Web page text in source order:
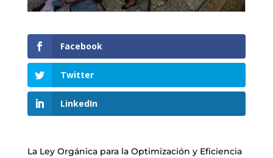
Facebook
Twitter
LinkedIn
La Ley Orgánica para la Optimización y Eficiencia